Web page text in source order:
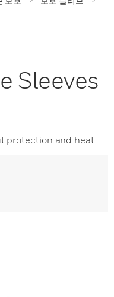
Sleeves
protection and heat